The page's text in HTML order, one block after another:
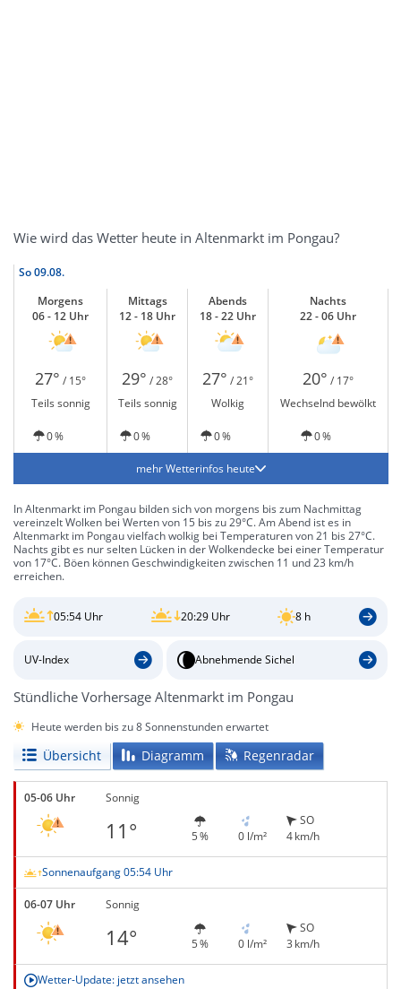
Wie wird das Wetter heute in Altenmarkt im Pongau?
So09.08.
Morgens
06 - 12 Uhr
Mittags
12 - 18 Uhr
Abends
18 - 22 Uhr
Nachts
22 - 06 Uhr
27° / 15° 29° / 28° 27° / 21° 20° / 17°
Teils sonnig
Teils sonnig Wolkig Wechselnd bewölkt
0 % 0 % 0 % 0 %
mehr Wetterinfos heute
In Altenmarkt im Pongau bilden sich von morgens bis zum Nachmittag
vereinzelt Wolken bei Werten von 15 bis zu 29°C. Am Abend ist es in
Altenmarkt im Pongau vielfach wolkig bei Temperaturen von 21 bis 27°C.
Nachts gibt es nur selten Lücken in der Wolkendecke bei einer Temperatur
von 17°C. Böen können Geschwindigkeiten zwischen 11 und 23 km/h
erreichen.
05:54 Uhr 20:29 Uhr 8 h
UV-Index Abnehmende Sichel
Stündliche Vorhersage Altenmarkt im Pongau
Heute werden bis zu 8 Sonnenstunden erwartet
Übersicht Diagramm Regenradar
05-06 Uhr Sonnig
11° 5 % 0 l/m²
SO
4 km/h
Sonnenaufgang 05:54 Uhr
06-07 Uhr Sonnig
14° 5 % 0 l/m²
SO
3 km/h
Wetter-Update: jetzt ansehen